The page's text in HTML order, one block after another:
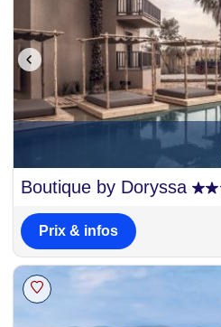
Boutique by Doryssa
Prix & infos